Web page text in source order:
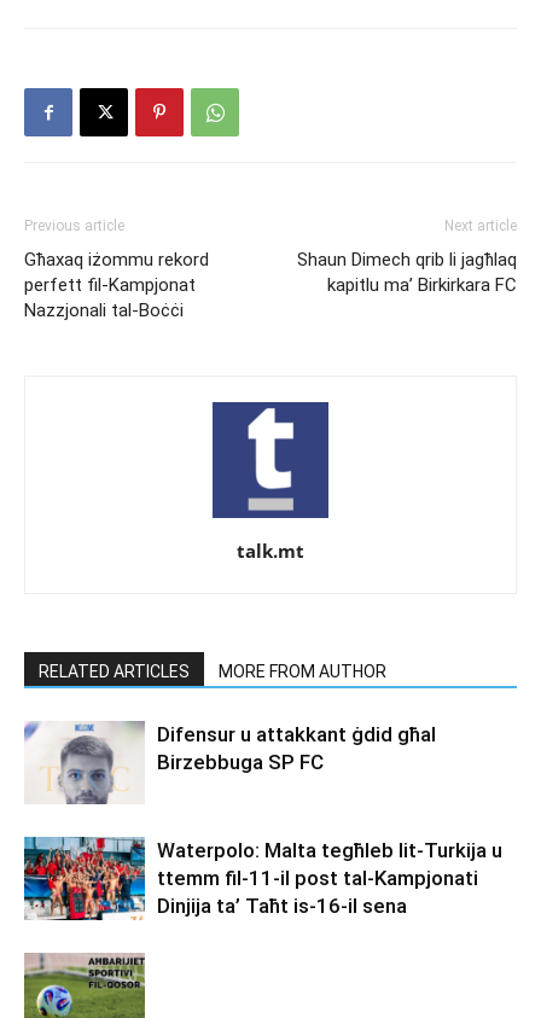
Previous article
Għaxaq iżommu rekord
perfett fil-Kampjonat
Nazzjonali tal-Boċċi
Next article
Shaun Dimech qrib li jagħlaq
kapitlu ma’ Birkirkara FC
talk.mt
RELATED ARTICLES MORE FROM AUTHOR
Difensur u attakkant ġdid għal
Birzebbuga SP FC
Waterpolo: Malta tegħleb lit-Turkija u
ttemm fil-11-il post tal-Kampjonati
Dinjija ta’ Taħt is-16-il sena